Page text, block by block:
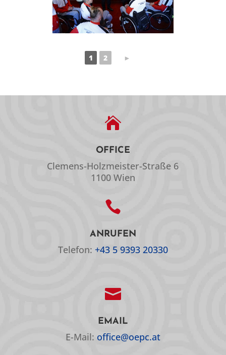
Aktuelle Seite,
1 2 ►

OFFICE
Clemens-Holzmeister-Straße 6
1100 Wien

ANRUFEN
Telefon: +43 5 9393 20330

EMAIL
E-Mail: office@oepc.at